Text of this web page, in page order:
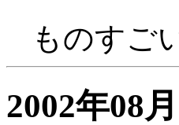
ものすご
2002年08